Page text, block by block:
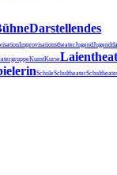
Darstellendes
ImprovisationstheaterJugend
KunstKurse
SchuleSchultheater